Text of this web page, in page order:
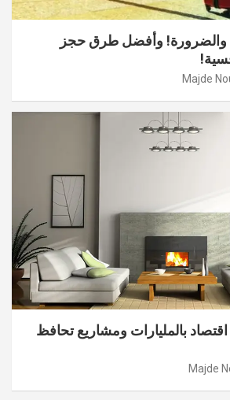
والضرورة! وأفضل طرق حجز
Majde
اقتصاد بالمليارات ومشاريع تحافظ
Majde